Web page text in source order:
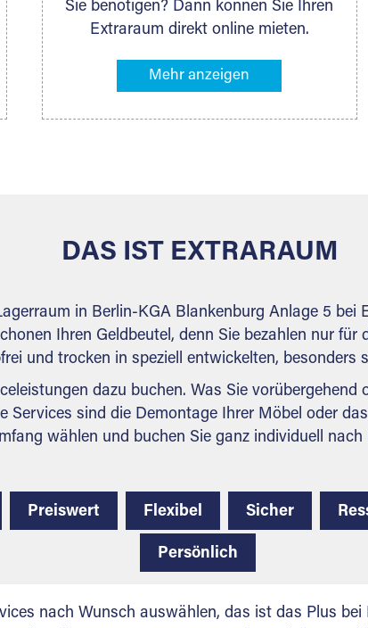
Sie benötigen? Dann können Sie Ihren
Extraraum direkt online mieten.
Lagerliste die entsprechenden
möchten – das Volumen wird sofort
weiteren Fragen, die Sie haben.
DAS IST EXTRARAUM
in Berlin-KGA Blankenburg Anlage 5 bei
Ihren Geldbeutel, denn Sie bezahlen nur
und trocken in speziell entwickelten, besonders
dazu buchen. Was Sie
Services sind die Demontage Ihrer Möbel oder
wählen und buchen Sie ganz individuell nach
Preiswert Flexibel Sicher
Persönlich
nach Wunsch auswählen, das ist das Plus